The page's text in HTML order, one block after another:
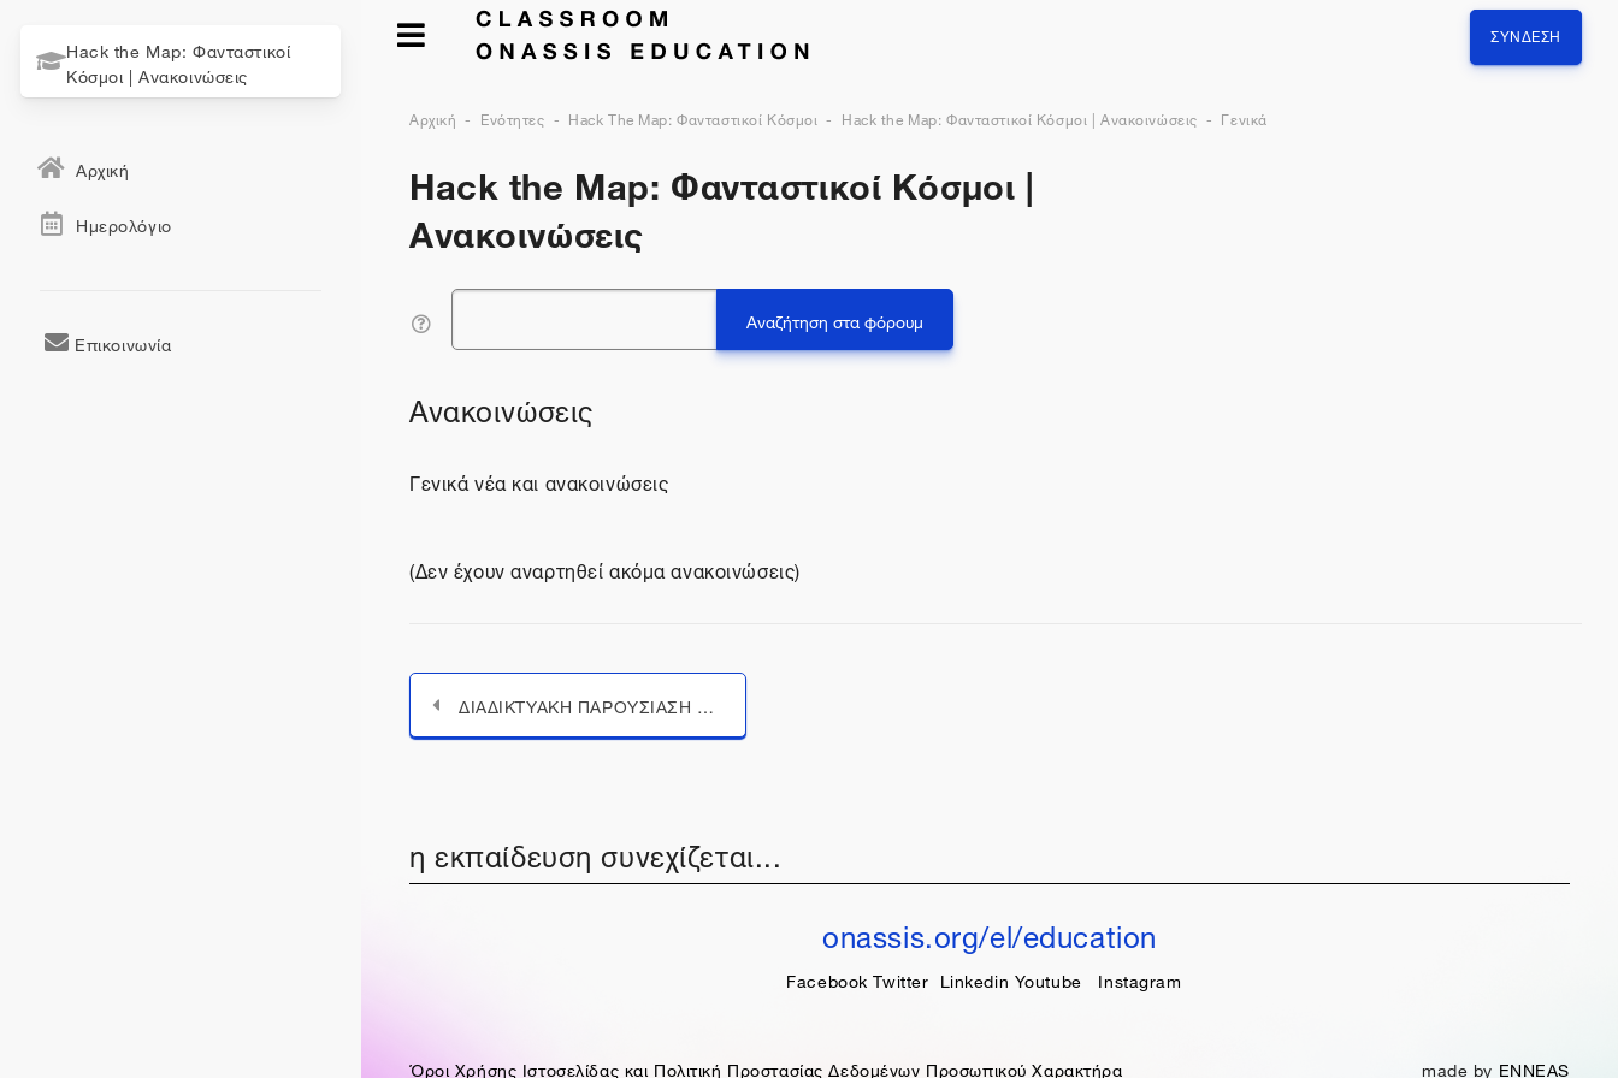
ΣΎΝΔΕΣΗ
Αρχική Ενότητες Hack The Map: Φανταστικοί Κόσμοι Hack the Map: Φανταστικοί Κόσμοι | Ανακοινώσεις Γενικά
Hack the Map: Φανταστικοί Κόσμοι |
Ανακοινώσεις
Αναζήτηση Αναζήτηση στα φόρουμ
Ανακοινώσεις
Γενικά νέα και ανακοινώσεις
(Δεν έχουν αναρτηθεί ακόμα ανακοινώσεις)
ΔΙΑΔΙΚΤΥΑΚΗ ΠΑΡΟΥΣΙΑΣΗ ΠΑΝΕΛΛΗΝΙΟΥ ΜΑΘΗΤΙΚΟΥ ΔΙΑΓΩΝΙΣΜΟΥ "HACK THE MAP: ΦΑΝΤΑΣΤΙΚΟΙ ΚΟΣΜΟΙ"
Hack the Map: Φανταστικοί
Κόσμοι | Ανακοινώσεις
Αρχική
Ημερολόγιο
Επικοινωνία
η εκπαίδευση συνεχίζεται...
onassis.org/el/education
Facebook Twitter Linkedin Youtube Instagram
Όροι Χρήσης Ιστοσελίδας και Πολιτική Προστασίας Δεδομένων Προσωπικού Χαρακτήρα made by ENNEAS